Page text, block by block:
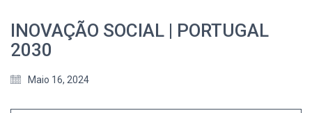
INOVAÇÃO SOCIAL | PORTUGAL
2030
Maio 16, 2024